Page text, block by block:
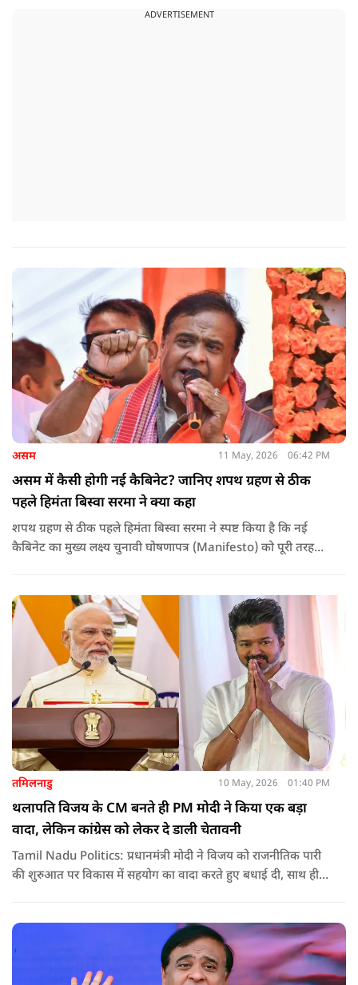
ADVERTISEMENT
असम 11 May, 2026 06:42 PM
असम में कैसी होगी नई कैबिनेट? जानिए शपथ ग्रहण से ठीक
पहले हिमंता बिस्वा सरमा ने क्या कहा
शपथ ग्रहण से ठीक पहले हिमंता बिस्वा सरमा ने स्पष्ट किया है कि नई
कैबिनेट का मुख्य लक्ष्य चुनावी घोषणापत्र (Manifesto) को पूरी तरह
तमिलनाडु 10 May, 2026 01:40 PM
थलापति विजय के CM बनते ही PM मोदी ने किया एक बड़ा
वादा, लेकिन कांग्रेस को लेकर दे डाली चेतावनी
Tamil Nadu Politics: प्रधानमंत्री मोदी ने विजय को राजनीतिक पारी
की शुरुआत पर विकास में सहयोग का वादा करते हुए बधाई दी, साथ ही